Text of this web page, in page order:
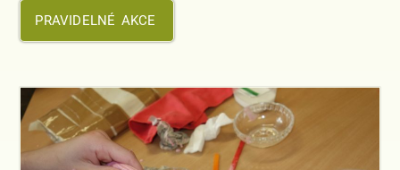
PRAVIDELNÉ AKCE